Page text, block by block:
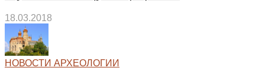
18.03.2018
НОВОСТИ АРХЕОЛОГИИ